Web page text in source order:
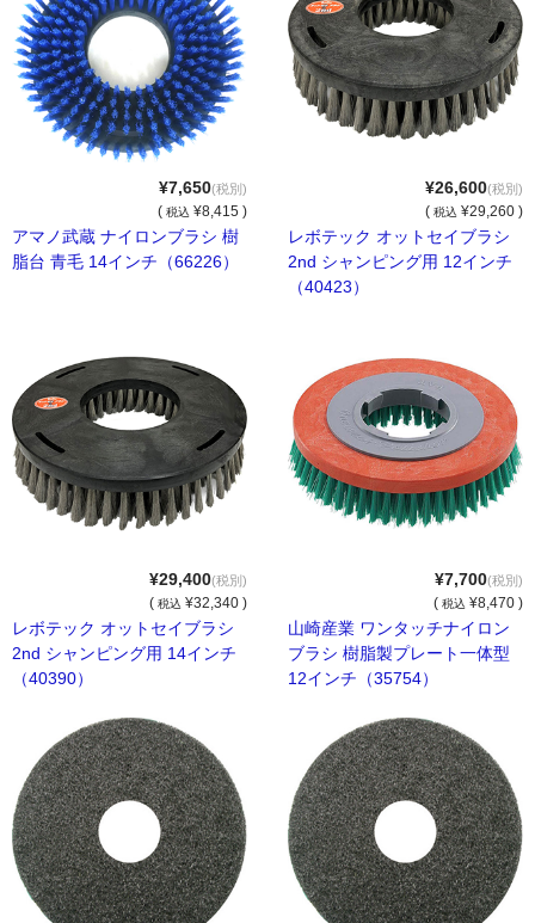
サンダル・スリッパ
バケツ・ポリペール
傘立て・灰皿
床用マット各種
厨房用品
配達・お支払
個人情報
会社概要
買い物カゴ
¥7,650(税別)
( 税込 ¥8,415 )
アマノ武蔵 ナイロンブラシ 樹
脂台 青毛 14インチ（66226）
¥26,600(税別)
( 税込 ¥29,260 )
レボテック オットセイブラシ
2nd シャンピング用 12インチ
（40423）
¥29,400(税別)
( 税込 ¥32,340 )
レボテック オットセイブラシ
2nd シャンピング用 14インチ
（40390）
¥7,700(税別)
( 税込 ¥8,470 )
山崎産業 ワンタッチナイロン
ブラシ 樹脂製プレート一体型
12インチ（35754）